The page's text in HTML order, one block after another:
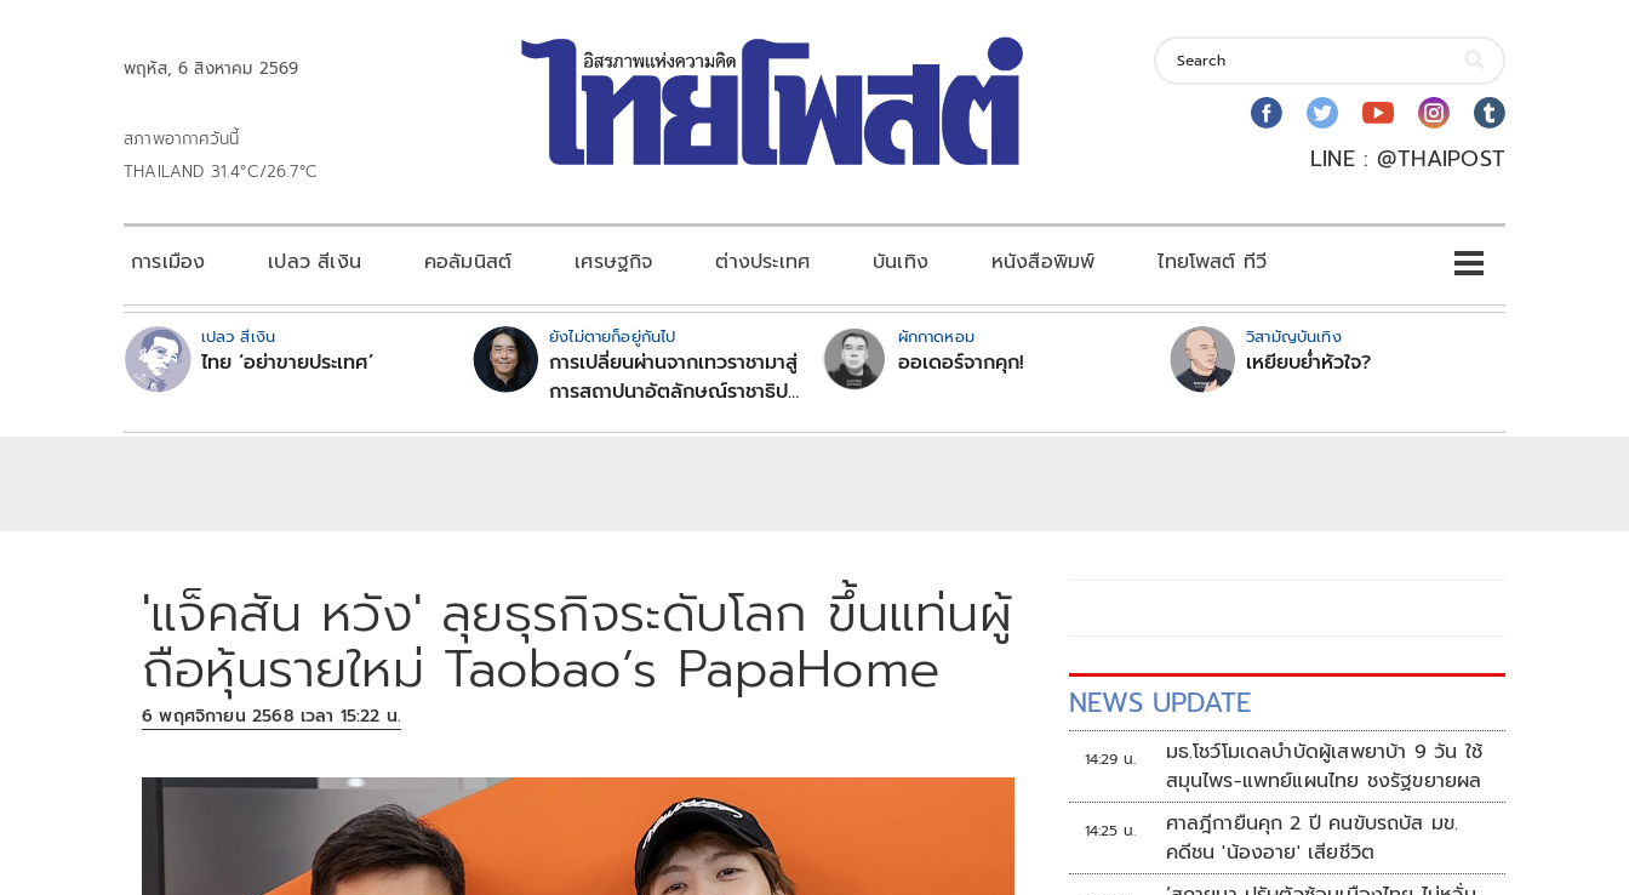
พฤหัส, 6 สิงหาคม 2569
สภาพอากาศวันนี้
THAILAND 31.4°C/26.7°C
LINE : @THAIPOST
การเมือง เปลว สีเงิน คอลัมนิสต์ เศรษฐกิจ ต่างประเทศ บันเทิง หนังสือพิมพ์ ไทยโพสต์ ทีวี
เปลว สีเงิน
ไทย ‘อย่าขายประเทศ’
ยังไม่ตายก็อยู่กันไป
การเปลี่ยนผ่านจากเทวราชามาสู่
การสถาปนาอัตลักษณ์ราชาธิป
ผักกาดหอม
ออเดอร์จากคุก!
วิสามัญบันเทิง
เหยียบย่ำหัวใจ?
'แจ็คสัน หวัง' ลุยธุรกิจระดับโลก ขึ้นแท่นผู้
ถือหุ้นรายใหม่ Taobao’s PapaHome
6 พฤศจิกายน 2568 เวลา 15:22 น. NEWS UPDATE
14:29 น.
มธ.โชว์โมเดลบำบัดผู้เสพยาบ้า 9 วัน ใช้
สมุนไพร-แพทย์แผนไทย ชงรัฐขยายผล
14:25 น.
ศาลฎีกายืนคุก 2 ปี คนขับรถบัส มข.
คดีชน 'น้องอาย' เสียชีวิต